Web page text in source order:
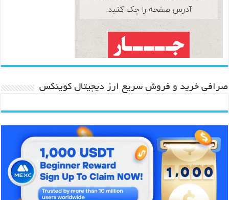
صرافی خرید و فروش سریع ارز دیجیتال کوینکس